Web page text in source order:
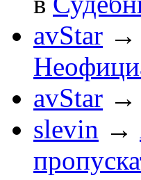
avStar →
avStar →
slevin →